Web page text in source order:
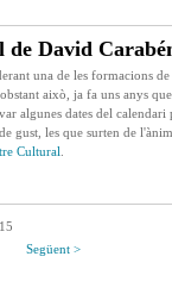
David
una de les formacions
això, ja fa uns anys que
algunes dates del
gust, les que surten de
Cultural
Següent >